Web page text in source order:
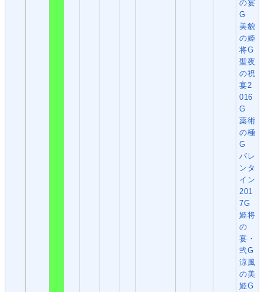
の宴
G
美貌
の姫
将G
聖夜
の祝
宴2
016
G
薬術
の極
G
バレ
ンタ
イン
201
7G
姫将
の
宴・
弐G
涼風
の美
姫G